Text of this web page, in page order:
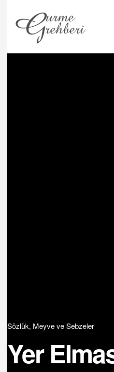
Sözlük, Meyve ve Sebzeler
Yer